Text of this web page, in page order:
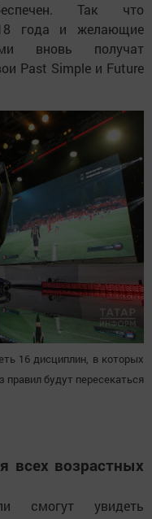
Так что
года и желающие
вновь получат
Past Simple и Future
16 дисциплин, в которых
правил будут пересекаться
всех возрастных
смогут увидеть